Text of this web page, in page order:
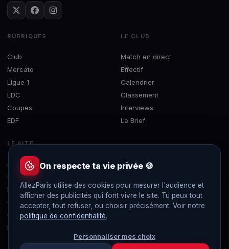
RUBRIQUES
Club
Mercato
Ligue 1
LDC
Coupes
EDF
LE CLUB
Match en direct
Effectif
Calendrier
Classement
Interviews
Le Brief
LE SITE
À propos
Contact
Mentions légales
Confidentialité
Gérer les cookies
Flux RSS
On respecte ta vie privée 🍪
AllezParis utilise des cookies pour mesurer l'audience et
afficher des publicités qui font vivre le site. Tu peux tout
accepter, tout refuser, ou choisir précisément. Voir notre
politique de confidentialité.
Personnaliser mes choix